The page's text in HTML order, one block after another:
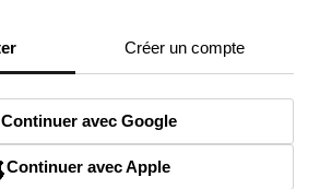
Créer un compte
Continuer avec Google
Continuer avec Apple